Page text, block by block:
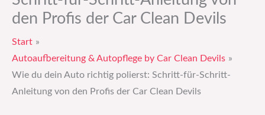
den Profis der Car Clean Devils
Start
Autoaufbereitung & Autopflege by Car Clean Devils
Wie du dein Auto richtig polierst: Schritt-für-Schritt-
Anleitung von den Profis der Car Clean Devils